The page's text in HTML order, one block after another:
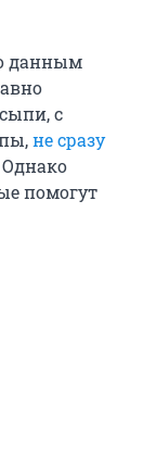
данным
с
не сразу
помогут